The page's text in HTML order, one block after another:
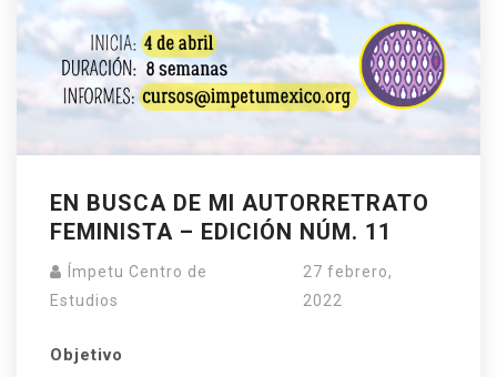
EN BUSCA DE MI AUTORRETRATO
FEMINISTA – EDICIÓN NÚM. 11
Ímpetu Centro de
Estudios
27 febrero,
2022
Objetivo